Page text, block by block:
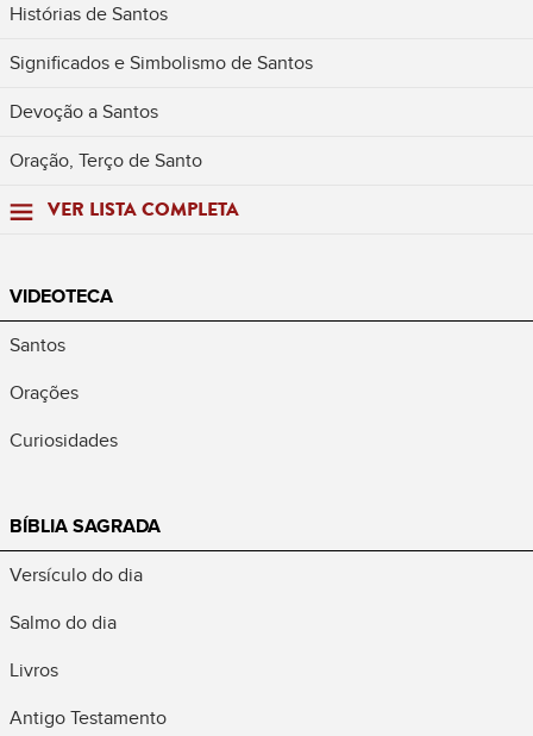
Histórias de Santos
Significados e Simbolismo de Santos
Devoção a Santos
Oração, Terço de Santo
VER LISTA COMPLETA
VIDEOTECA
Santos
Orações
Curiosidades
BÍBLIA SAGRADA
Versículo do dia
Salmo do dia
Livros
Antigo Testamento